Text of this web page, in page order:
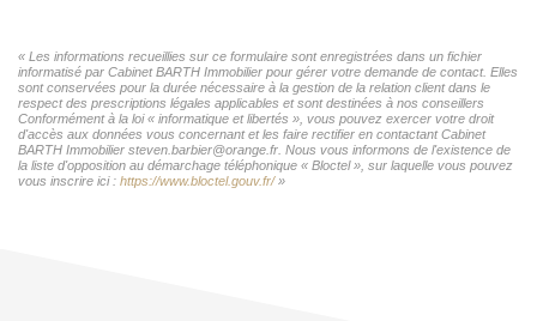
« Les informations recueillies sur ce formulaire sont enregistrées dans un fichier
informatisé par Cabinet BARTH Immobilier pour gérer votre demande de contact. Elles
sont conservées pour la durée nécessaire à la gestion de la relation client dans le
respect des prescriptions légales applicables et sont destinées à nos conseillers
Conformément à la loi « informatique et libertés », vous pouvez exercer votre droit
d'accès aux données vous concernant et les faire rectifier en contactant Cabinet
BARTH Immobilier steven.barbier@orange.fr. Nous vous informons de l'existence de
la liste d'opposition au démarchage téléphonique « Bloctel », sur laquelle vous pouvez
vous inscrire ici : https://www.bloctel.gouv.fr/»